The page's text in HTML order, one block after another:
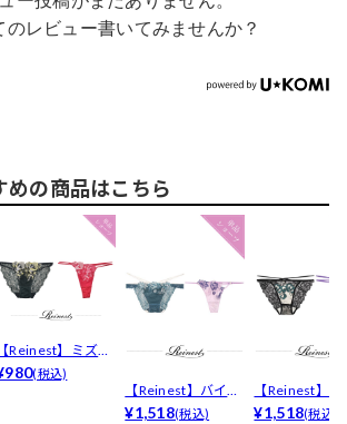
のレビュー書いてみませんか？
めの商品はこちら
【Reinest】ミズバ
ョウ刺繍バッ...
(税込)
【Reinest】バイカ
ラーヴィンテー...
¥1,518(税込)
【Reinest】
カルアイビー
¥1,518(税込)